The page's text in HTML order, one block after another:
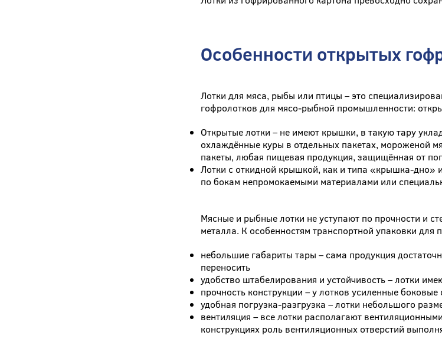
Особенности открытых
Лотки для мяса, рыбы или птицы – это
гофролотков для мясо-рыбной промышленности:
Открытые лотки – не имеют крышки, в такую тару
охлаждённые куры в отдельных пакетах, мороженой
пакеты, любая пищевая продукция, защищённая от
Лотки с откидной крышкой, как и типа «крышка-дно»
по бокам непромокаемыми материалами или
Мясные и рыбные лотки не уступают по прочности и
металла. К особенностям транспортной упаковки
небольшие габариты тары – сама продукция
переносить
удобство штабелирования и устойчивость – лотки
прочность конструкции – у лотков усиленные
удобная погрузка-разгрузка – лотки небольшого
вентиляция – все лотки располагают
конструкциях роль вентиляционных отверстий